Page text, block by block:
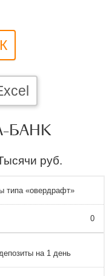
БАНК
руб.
типа «овердрафт»
0
на 1 день